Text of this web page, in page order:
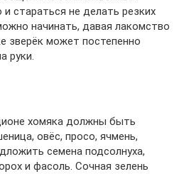
стараться не делать резких
начинать, давая лакомство
зверёк может постепенно
руки.
хомяка должны быть
овёс, просо, ячмень,
семена подсолнуха,
и фасоль. Сочная зелень